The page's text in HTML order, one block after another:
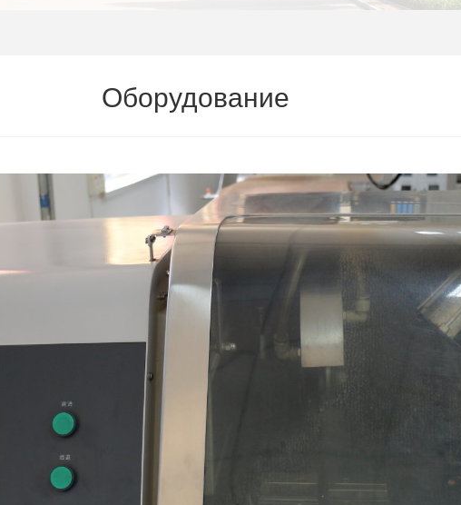
Оборудование